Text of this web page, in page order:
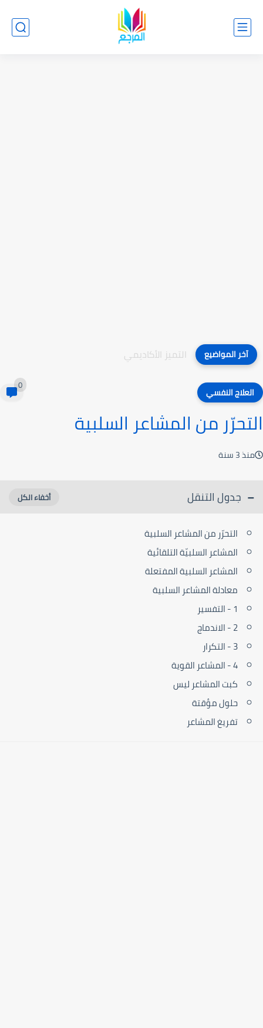
آخر المواضيع التميز الأكاديمي
العلاج النفسي 0
التحرّر من المشاعر السلبية
منذ 3 سنة
جدول التنقل
التحرّر من المشاعر السلبية
المشاعر السلبيّة التلقائية
المشاعر السلبية المفتعلة
معادلة المشاعر السلبية
1 - التفسير
2 - الاندماج
3 - التكرار
4 - المشاعر القوية
كبت المشاعر ليس
حلول مؤقتة
تفريغ المشاعر